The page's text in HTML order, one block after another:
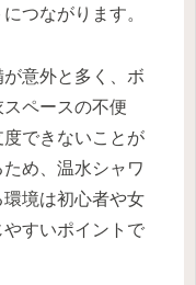
つながります。
意外と多く、ボ
ペースの不便
できないことが
め、温水シャワ
境は初心者や女
すいポイントで